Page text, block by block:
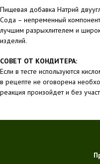
Пищевая добавка Натрий
Сода – непременный
лучшим разрыхлителем и
изделий.
СОВЕТ ОТ КОНДИТЕРА:
Если в тесте используются
в рецепте не оговорена
реакция произойдет и без